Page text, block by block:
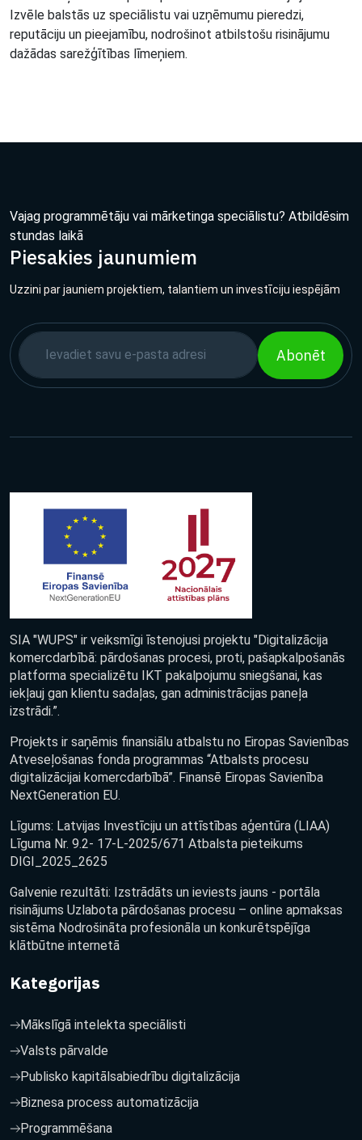
Izvēle balstās uz speciālistu vai uzņēmumu pieredzi,
reputāciju un pieejamību, nodrošinot atbilstošu risinājumu
dažādas sarežģītības līmeņiem.
Vajag programmētāju vai mārketinga speciālistu? Atbildēsim
stundas laikā
Piesakies jaunumiem
Uzzini par jauniem projektiem, talantiem un investīciju iespējām
Abonēt
SIA "WUPS" ir veiksmīgi īstenojusi projektu "Digitalizācija
komercdarbībā: pārdošanas procesi, proti, pašapkalpošanās
platforma specializētu IKT pakalpojumu sniegšanai, kas
iekļauj gan klientu sadaļas, gan administrācijas paneļa
izstrādi.”.
Projekts ir saņēmis finansiālu atbalstu no Eiropas Savienības
Atveseļošanas fonda programmas “Atbalsts procesu
digitalizācijai komercdarbībā”. Finansē Eiropas Savienība
NextGeneration EU.
Līgums: Latvijas Investīciju un attīstības aģentūra (LIAA)
Līguma Nr. 9.2- 17-L-2025/671 Atbalsta pieteikums
DIGI_2025_2625
Galvenie rezultāti: Izstrādāts un ieviests jauns - portāla
risinājums Uzlabota pārdošanas procesu – online apmaksas
sistēma Nodrošināta profesionāla un konkurētspējīga
klātbūtne internetā
Kategorijas
Mākslīgā intelekta speciālisti
Valsts pārvalde
Publisko kapitālsabiedrību digitalizācija
Biznesa process automatizācija
Programmēšana